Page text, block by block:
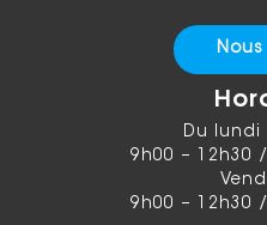
Du lundi
9h00 – 12h30
9h00 – 12h30